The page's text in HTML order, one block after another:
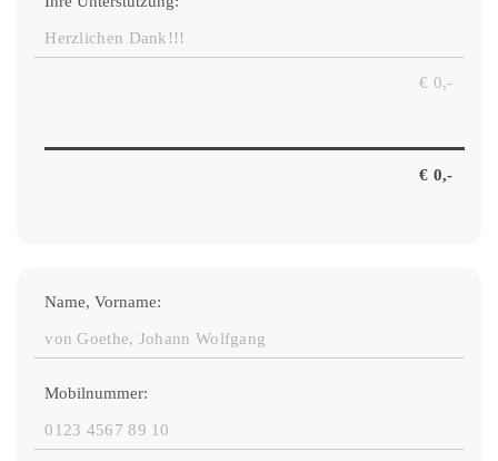
Name, Vorname:
Mobilnummer: